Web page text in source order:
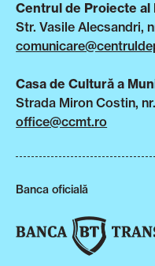
Centrul de Proiecte
Str. Vasile Alecsandri,
Casa de Cultură a
Strada Miron Costin,
office@ccmt.ro
Banca oficială